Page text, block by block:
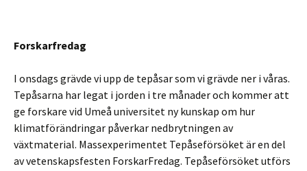
Forskarfredag
I onsdags grävde vi upp de tepåsar som vi grävde ner i våras.
Tepåsarna har legat i jorden i tre månader och kommer att
ge forskare vid Umeå universitet ny kunskap om hur
klimatförändringar påverkar nedbrytningen av
växtmaterial. Massexperimentet Tepåseförsöket är en del
av vetenskapsfesten ForskarFredag. Tepåseförsöket utförs